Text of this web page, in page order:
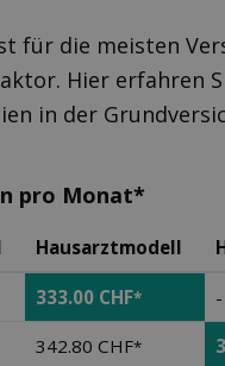
für die meisten
Hier erfahren
in der
pro Monat*
Hausarztmodell
333.00 CHF* -
342.80 CHF*